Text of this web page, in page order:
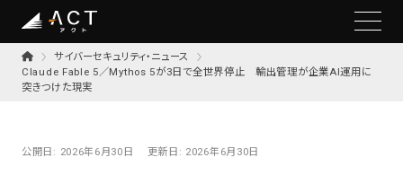
サイバーセキュリティ・ニュース
Claude Fable 5／Mythos 5が3日で全世界停止 輸出管理が企業AI運用に
突きつけた現実
公開日: 2026年6月30日 更新日: 2026年6月30日